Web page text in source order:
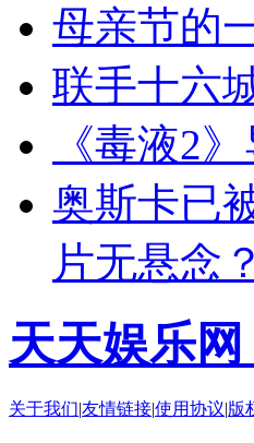
母亲节的
联手十六
《毒液2
奥斯卡已
片无悬念？
天天娱乐网
关于我们|友情链接|使用协议|版